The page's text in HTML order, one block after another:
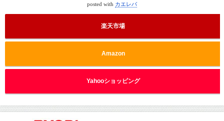
posted with カエレバ
楽天市場
Amazon
Yahooショッピング